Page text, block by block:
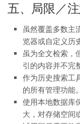
五、局限／
虽然覆盖多数主
览器或自定义历
虽为全文检索，
引的内容并不完
作为历史搜索工
的所有管理功能。
使用本地数据库
大，对存储空间